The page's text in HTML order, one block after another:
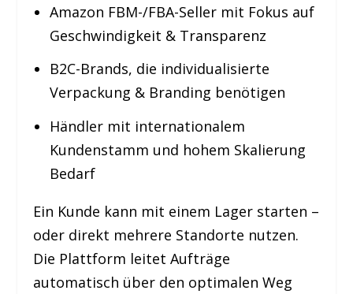
Amazon FBM-/FBA-Seller mit Fokus auf
Geschwindigkeit & Transparenz
B2C-Brands, die individualisierte
Verpackung & Branding benötigen
Händler mit internationalem
Kundenstamm und hohem Skalierung
Bedarf
Ein Kunde kann mit einem Lager starten –
oder direkt mehrere Standorte nutzen.
Die Plattform leitet Aufträge
automatisch über den optimalen Weg